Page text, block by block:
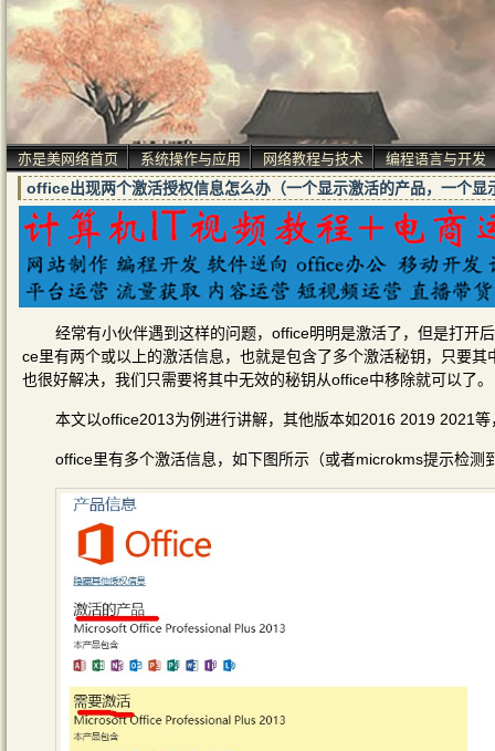
亦是美网络首页 系统操作与应用 网络教程与技术 编程语言与开发
office出现两个激活授权信息怎么办（一个显示激活的产品，一个显
经常有小伙伴遇到这样的问题，office明明是激活了，但是打开
ce里有两个或以上的激活信息，也就是包含了多个激活秘钥，只要
也很好解决，我们只需要将其中无效的秘钥从office中移除就可以了。
本文以office2013为例进行讲解，其他版本如2016 2019 2021
office里有多个激活信息，如下图所示（或者microkms提示检测